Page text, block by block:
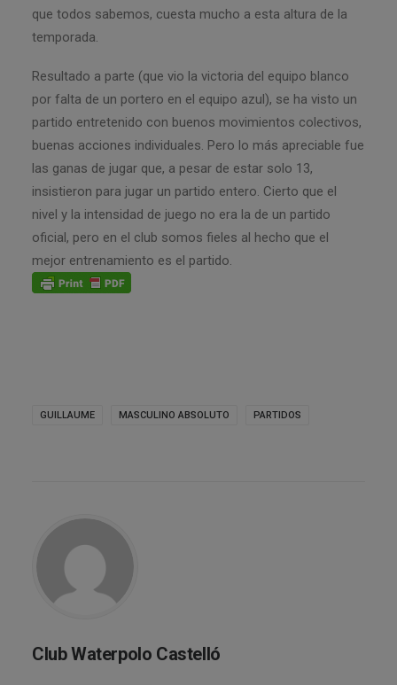
que todos sabemos, cuesta mucho a esta altura de la
temporada.
Resultado a parte (que vio la victoria del equipo blanco
por falta de un portero en el equipo azul), se ha visto un
partido entretenido con buenos movimientos colectivos,
buenas acciones individuales. Pero lo más apreciable fue
las ganas de jugar que, a pesar de estar solo 13,
insistieron para jugar un partido entero. Cierto que el
nivel y la intensidad de juego no era la de un partido
oficial, pero en el club somos fieles al hecho que el
mejor entrenamiento es el partido.
GUILLAUME MASCULINO ABSOLUTO PARTIDOS
Club Waterpolo Castelló